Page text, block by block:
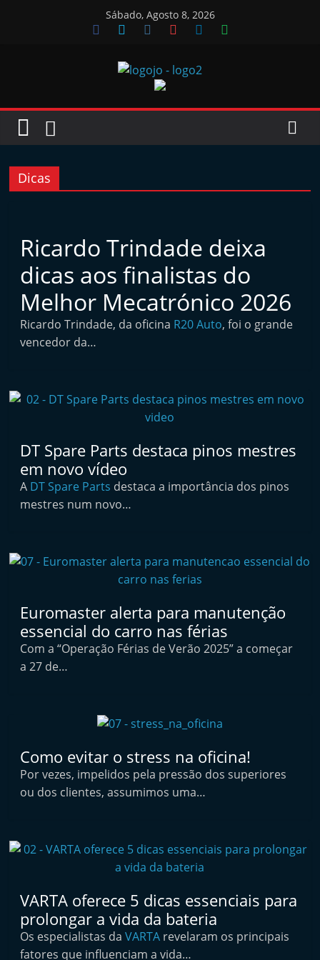
Sábado, Agosto 8, 2026
Jornal
n
a
l
i
n
d
e
n
d
A
f
t
a
r
k
e
u
t
m
ó
v
Dicas
Ricardo Trindade deixa
dicas aos finalistas do
Melhor Mecatrónico 2026
Ricardo Trindade, da oficina R20 Auto, foi o grande
vencedor da…
DT Spare Parts destaca pinos mestres
em novo vídeo
A DT Spare Parts destaca a importância dos pinos
mestres num novo…
Euromaster alerta para manutenção
essencial do carro nas férias
Com a “Operação Férias de Verão 2025” a começar
a 27 de…
Como evitar o stress na oficina!
Por vezes, impelidos pela pressão dos superiores
ou dos clientes, assumimos uma…
VARTA oferece 5 dicas essenciais para
prolongar a vida da bateria
Os especialistas da VARTA revelaram os principais
fatores que influenciam a vida…